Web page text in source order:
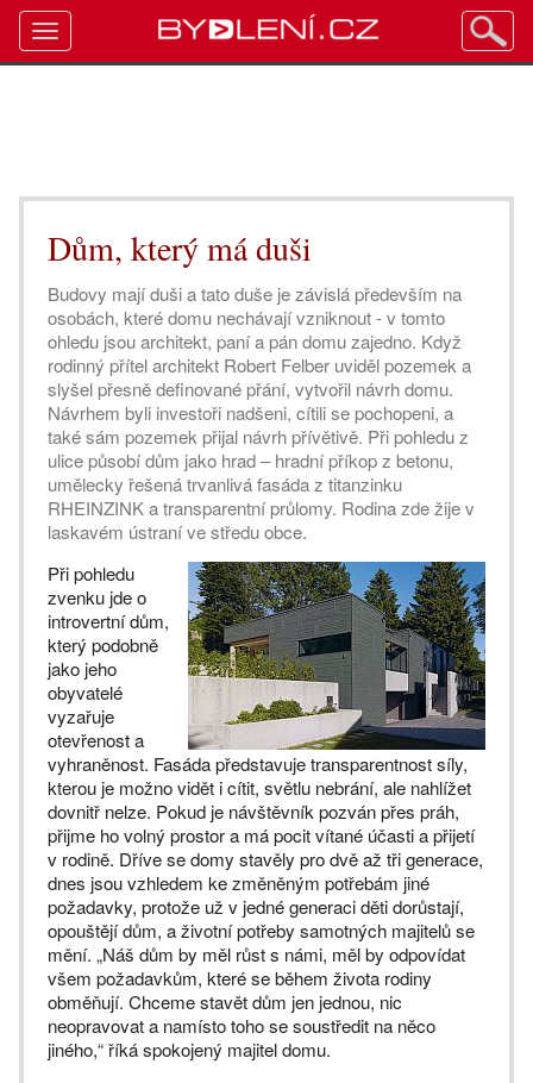
Dům, který má duši
Budovy mají duši a tato duše je závislá především na
osobách, které domu nechávají vzniknout - v tomto
ohledu jsou architekt, paní a pán domu zajedno. Když
rodinný přítel architekt Robert Felber uviděl pozemek a
slyšel přesně definované přání, vytvořil návrh domu.
Návrhem byli investoři nadšeni, cítili se pochopeni, a
také sám pozemek přijal návrh přívětivě. Při pohledu z
ulice působí dům jako hrad – hradní příkop z betonu,
umělecky řešená trvanlivá fasáda z titanzinku
RHEINZINK a transparentní průlomy. Rodina zde žije v
laskavém ústraní ve středu obce.
Při pohledu
zvenku jde o
introvertní dům,
který podobně
jako jeho
obyvatelé
vyzařuje
otevřenost a
vyhraněnost. Fasáda představuje transparentnost síly,
kterou je možno vidět i cítit, světlu nebrání, ale nahlížet
dovnitř nelze. Pokud je návštěvník pozván přes práh,
přijme ho volný prostor a má pocit vítané účasti a přijetí
v rodině. Dříve se domy stavěly pro dvě až tři generace,
dnes jsou vzhledem ke změněným potřebám jiné
požadavky, protože už v jedné generaci děti dorůstají,
opouštějí dům, a životní potřeby samotných majitelů se
mění. „Náš dům by měl růst s námi, měl by odpovídat
všem požadavkům, které se během života rodiny
obměňují. Chceme stavět dům jen jednou, nic
neopravovat a namísto toho se soustředit na něco
jiného,“ říká spokojený majitel domu.
Toggle
navigation